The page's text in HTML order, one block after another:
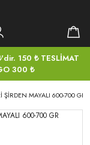
150 ₺ TESLİMAT
300 ₺
ŞİRDEN MAYALI 600-700 GR